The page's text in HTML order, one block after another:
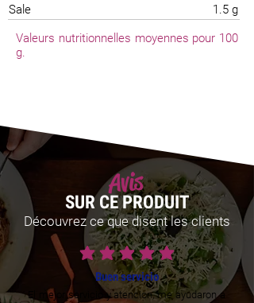
Sale
1.5 g
Valeurs nutritionnelles moyennes pour 100
g.
Avis
SUR CE PRODUIT
Découvrez ce que disent les clients
la note moyenne est 5 sur 5
Buen servicio
El mejor servicio y atencion, me ayudaron a